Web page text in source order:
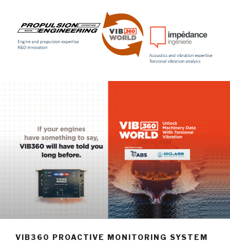
VIB360 PROACTIVE MONITORING SYSTEM